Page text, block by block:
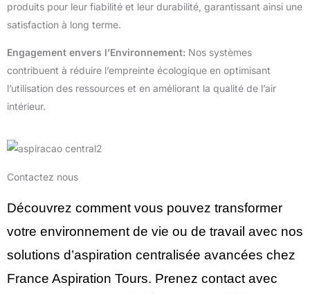
produits pour leur fiabilité et leur durabilité, garantissant ainsi une
satisfaction à long terme.
Engagement envers l’Environnement: Nos systèmes
contribuent à réduire l’empreinte écologique en optimisant
l’utilisation des ressources et en améliorant la qualité de l’air
intérieur.
Contactez nous
Découvrez comment vous pouvez transformer
votre environnement de vie ou de travail avec nos
solutions d’aspiration centralisée avancées chez
France Aspiration Tours. Prenez contact avec